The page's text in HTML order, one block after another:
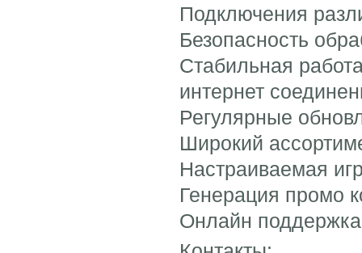
Подключения
Безопасность
Стабильная
интернет
Регулярные
Широкий
Настраиваемая
Генерация промо
Онлайн поддержка